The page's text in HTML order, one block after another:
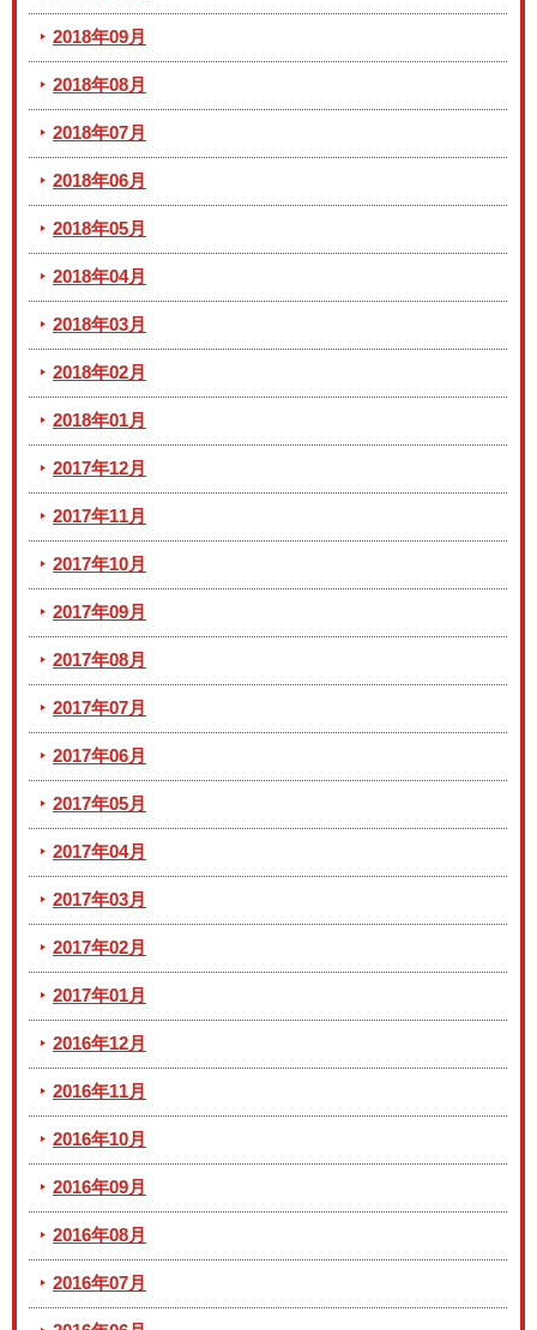
2018年09月
2018年08月
2018年07月
2018年06月
2018年05月
2018年04月
2018年03月
2018年02月
2018年01月
2017年12月
2017年11月
2017年10月
2017年09月
2017年08月
2017年07月
2017年06月
2017年05月
2017年04月
2017年03月
2017年02月
2017年01月
2016年12月
2016年11月
2016年10月
2016年09月
2016年08月
2016年07月